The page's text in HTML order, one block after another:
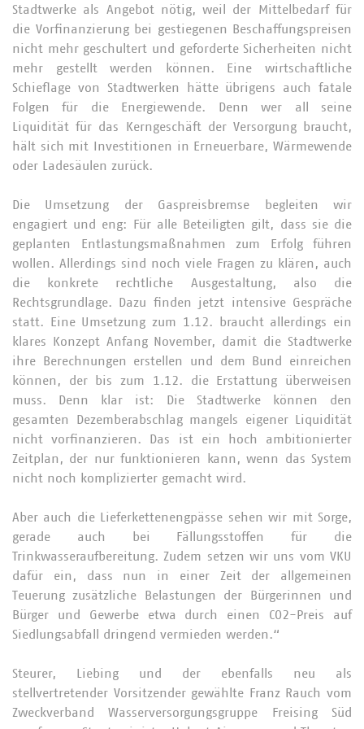
Stadtwerke als Angebot nötig, weil der Mittelbedarf für
die Vorfinanzierung bei gestiegenen Beschaffungspreisen
nicht mehr geschultert und geforderte Sicherheiten nicht
mehr gestellt werden können. Eine wirtschaftliche
Schieflage von Stadtwerken hätte übrigens auch fatale
Folgen für die Energiewende. Denn wer all seine
Liquidität für das Kerngeschäft der Versorgung braucht,
hält sich mit Investitionen in Erneuerbare, Wärmewende
oder Ladesäulen zurück.
Die Umsetzung der Gaspreisbremse begleiten wir
engagiert und eng: Für alle Beteiligten gilt, dass sie die
geplanten Entlastungsmaßnahmen zum Erfolg führen
wollen. Allerdings sind noch viele Fragen zu klären, auch
die konkrete rechtliche Ausgestaltung, also die
Rechtsgrundlage. Dazu finden jetzt intensive Gespräche
statt. Eine Umsetzung zum 1.12. braucht allerdings ein
klares Konzept Anfang November, damit die Stadtwerke
ihre Berechnungen erstellen und dem Bund einreichen
können, der bis zum 1.12. die Erstattung überweisen
muss. Denn klar ist: Die Stadtwerke können den
gesamten Dezemberabschlag mangels eigener Liquidität
nicht vorfinanzieren. Das ist ein hoch ambitionierter
Zeitplan, der nur funktionieren kann, wenn das System
nicht noch komplizierter gemacht wird.
Aber auch die Lieferkettenengpässe sehen wir mit Sorge,
gerade auch bei Fällungsstoffen für die
Trinkwasseraufbereitung. Zudem setzen wir uns vom VKU
dafür ein, dass nun in einer Zeit der allgemeinen
Teuerung zusätzliche Belastungen der Bürgerinnen und
Bürger und Gewerbe etwa durch einen CO2-Preis auf
Siedlungsabfall dringend vermieden werden.“
Steurer, Liebing und der ebenfalls neu als
stellvertretender Vorsitzender gewählte Franz Rauch vom
Zweckverband Wasserversorgungsgruppe Freising Süd